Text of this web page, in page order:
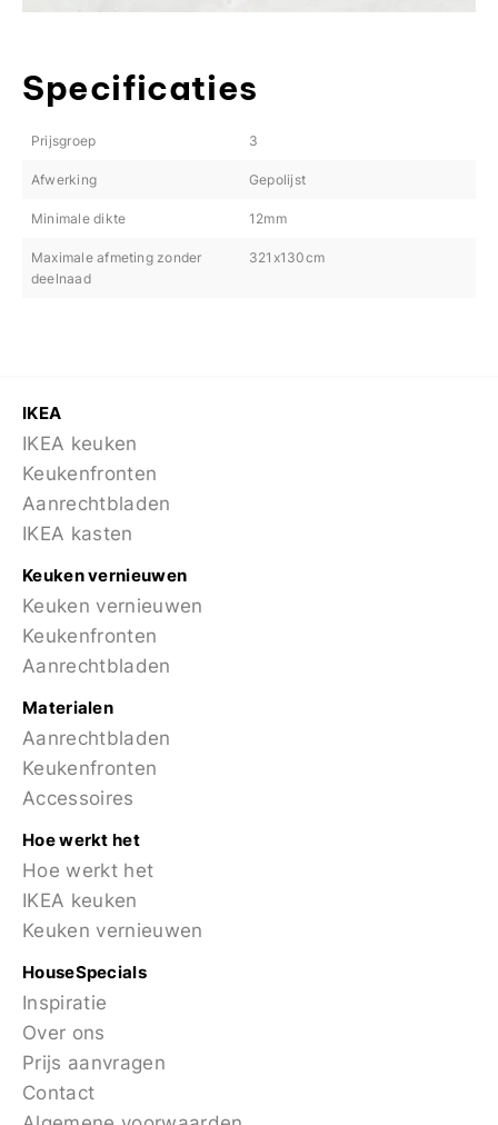
Specificaties
Prijsgroep 3
Afwerking Gepolijst
Minimale dikte 12mm
Maximale afmeting zonder
deelnaad
321x130cm
IKEA
IKEA keuken
Keukenfronten
Aanrechtbladen
IKEA kasten
Keuken vernieuwen
Keuken vernieuwen
Keukenfronten
Aanrechtbladen
Materialen
Aanrechtbladen
Keukenfronten
Accessoires
Hoe werkt het
Hoe werkt het
IKEA keuken
Keuken vernieuwen
HouseSpecials
Inspiratie
Over ons
Prijs aanvragen
Contact